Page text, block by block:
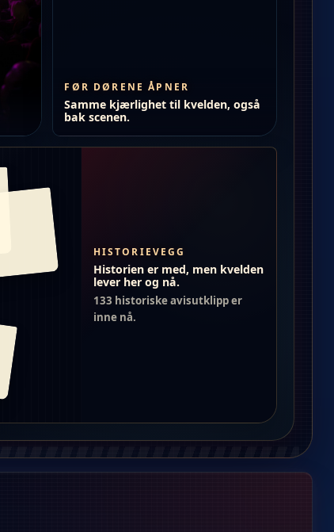
FØR DØRENE ÅPNER
Samme kjærlighet til kvelden, også
bak scenen.
HISTORIEVEGG
Historien er med, men kvelden
lever her og nå.
133 historiske avisutklipp er
inne nå.